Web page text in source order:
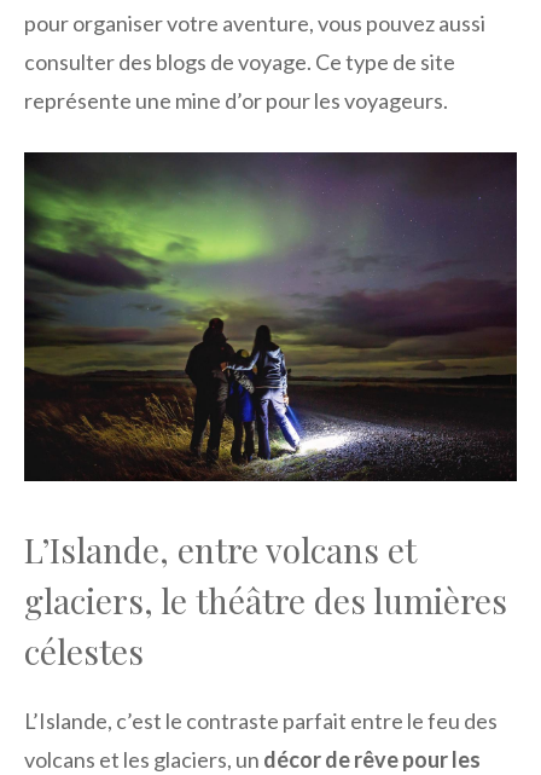
pour organiser votre aventure, vous pouvez aussi
consulter des blogs de voyage. Ce type de site
représente une mine d’or pour les voyageurs.
L’Islande, entre volcans et
glaciers, le théâtre des lumières
célestes
L’Islande, c’est le contraste parfait entre le feu des
volcans et les glaciers, un décor de rêve pour les